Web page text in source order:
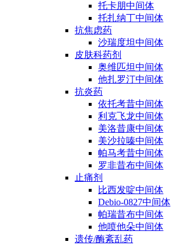
托卡朋中间体
托扎纳丁中间体
抗焦虑药
沙瑞度坦中间体
皮肤科药剂
奥维匹坦中间体
他扎罗汀中间体
抗炎药
依托考昔中间体
利克飞龙中间体
美洛昔康中间体
美沙拉嗪中间体
帕马考昔中间体
罗非昔布中间体
止痛剂
比西发啶中间体
Debio-0827中间体
帕瑞昔布中间体
他喷他朵中间体
遗传/酶紊乱药